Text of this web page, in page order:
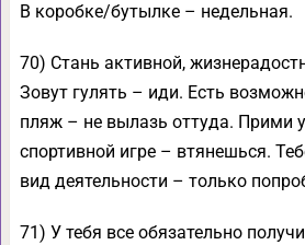
В коробке/бутылке – недельная.
70) Стань активной,
Зовут гулять – иди. Есть
пляж – не вылазь оттуда. Прими
спортивной игре – втянешься.
вид деятельности – только
71) У тебя все обязательно